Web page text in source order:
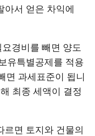
아서 얻은 차익에
경비를 빼면 양도
유특별공제를 적용
면 과세표준이 됩니
최종 세액이 결정
르면 토지와 건물의